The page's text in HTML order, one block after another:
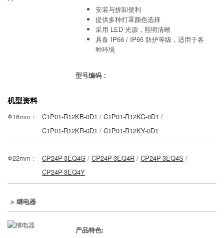
安装与拆卸便利
提供多种灯罩颜色选择
采用 LED 光源，照明清晰
具备​​ IP66 / IP65 防护等级，适用于各
种环境
型号编码：
机型资料
Φ16mm： C1P01-R12KB-0D1 / C1P01-R12KG-0D1 /
C1P01-R12KR-0D1 / C1P01-R12KY-0D1
Φ22mm： CP24P-3EQ4G / CP24P-3EQ4R / CP24P-3EQ4S /
CP24P-3EQ4Y
继电器
产品特色: